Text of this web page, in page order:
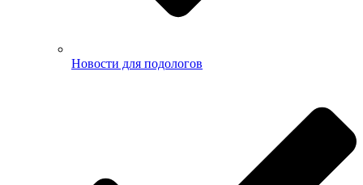
Новости для подологов